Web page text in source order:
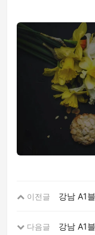
이전글 강남 A1
다음글
강남 A1